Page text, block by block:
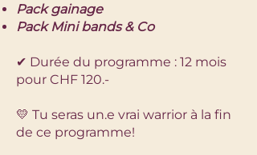
Pack gainage
Pack Mini bands & Co
✔ Durée du programme : 12 mois
pour CHF 120.-
💛 Tu seras un.e vrai warrior à la fin
de ce programme!